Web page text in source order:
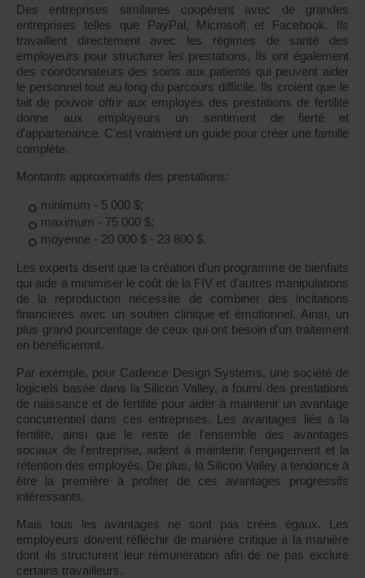
Des entreprises similaires coopèrent avec de grandes
entreprises telles que PayPal, Microsoft et Facebook. Ils
travaillent directement avec les régimes de santé des
employeurs pour structurer les prestations. Ils ont également
des coordonnateurs des soins aux patients qui peuvent aider
le personnel tout au long du parcours difficile. Ils croient que le
fait de pouvoir offrir aux employés des prestations de fertilité
donne aux employeurs un sentiment de fierté et
d'appartenance. C'est vraiment un guide pour créer une famille
complète.
Montants approximatifs des prestations:
minimum - 5 000 $;
maximum - 75 000 $;
moyenne - 20 000 $ - 23 800 $.
Les experts disent que la création d'un programme de bienfaits
qui aide à minimiser le coût de la FIV et d'autres manipulations
de la reproduction nécessite de combiner des incitations
financières avec un soutien clinique et émotionnel. Ainsi, un
plus grand pourcentage de ceux qui ont besoin d'un traitement
en bénéficieront.
Par exemple, pour Cadence Design Systems, une société de
logiciels basée dans la Silicon Valley, a fourni des prestations
de naissance et de fertilité pour aider à maintenir un avantage
concurrentiel dans ces entreprises. Les avantages liés à la
fertilité, ainsi que le reste de l'ensemble des avantages
sociaux de l'entreprise, aident à maintenir l'engagement et la
rétention des employés. De plus, la Silicon Valley a tendance à
être la première à profiter de ces avantages progressifs
intéressants.
Mais tous les avantages ne sont pas créés égaux. Les
employeurs doivent réfléchir de manière critique à la manière
dont ils structurent leur rémunération afin de ne pas exclure
certains travailleurs.